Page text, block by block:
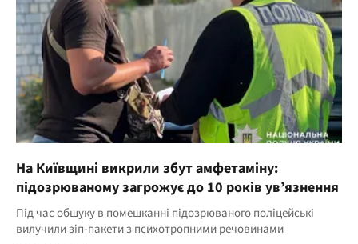
На Київщині викрили збут амфетаміну:
підозрюваному загрожує до 10 років ув’язнення
Під час обшуку в помешканні підозрюваного поліцейські
вилучили зіп-пакети з психотропними речовинами